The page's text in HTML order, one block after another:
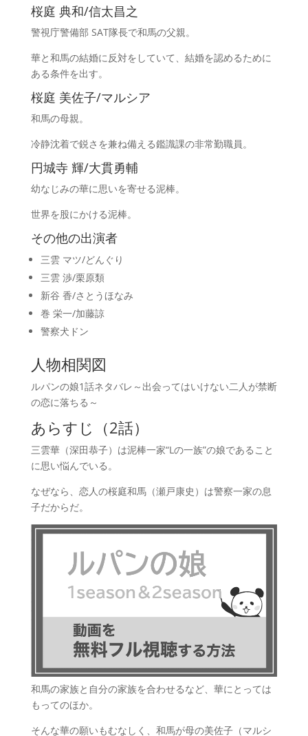
桜庭 典和/信太昌之
警視庁警備部 SAT隊長で和馬の父親。
華と和馬の結婚に反対をしていて、結婚を認めるために
ある条件を出す。
桜庭 美佐子/マルシア
和馬の母親。
冷静沈着で鋭さを兼ね備える鑑識課の非常勤職員。
円城寺 輝/大貫勇輔
幼なじみの華に思いを寄せる泥棒。
世界を股にかける泥棒。
その他の出演者
三雲 マツ/どんぐり
三雲 渉/栗原類
新谷 香/さとうほなみ
巻 栄一/加藤諒
警察犬ドン
人物相関図
ルパンの娘1話ネタバレ～出会ってはいけない二人が禁断
の恋に落ちる～
あらすじ（2話）
三雲華（深田恭子）は泥棒一家“Lの一族”の娘であること
に思い悩んでいる。
なぜなら、恋人の桜庭和馬（瀬戸康史）は警察一家の息
子だからだ。
和馬の家族と自分の家族を合わせるなど、華にとっては
もってのほか。
そんな華の願いもむなしく、和馬が母の美佐子（マルシ